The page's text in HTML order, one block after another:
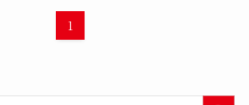
1